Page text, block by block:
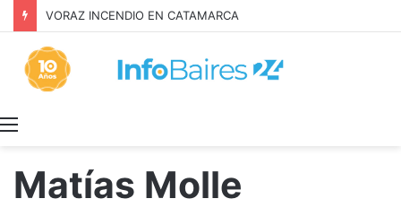
Inquilinos alertan por la Ley de Propiedad Privada
Matías Molle